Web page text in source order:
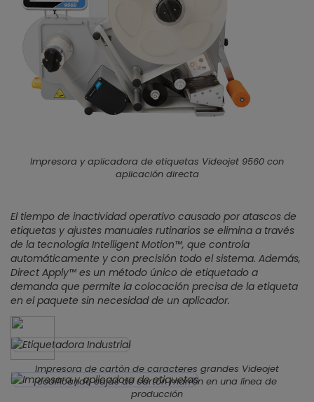
Impresora y aplicadora de etiquetas Videojet 9560 con
aplicación directa
El tiempo de inactividad operativo causado por atascos de
etiquetas y ajustes manuales rutinarios se elimina a través
de la tecnología Intelligent Motion™, que controla
automáticamente y con precisión todo el sistema. Además,
Direct Apply™ es un método único de etiquetado a
demanda que permite la colocación precisa de la etiqueta
en el paquete sin necesidad de un aplicador.
Impresora de cartón de caracteres grandes Videojet
codificando cajas de cartón marrón en una línea de
producción